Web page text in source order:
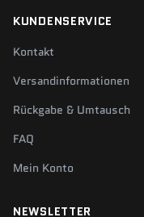
KUNDENSERVICE
Kontakt
Versandinformationen
Rückgabe & Umtausch
FAQ
Mein Konto
NEWSLETTER